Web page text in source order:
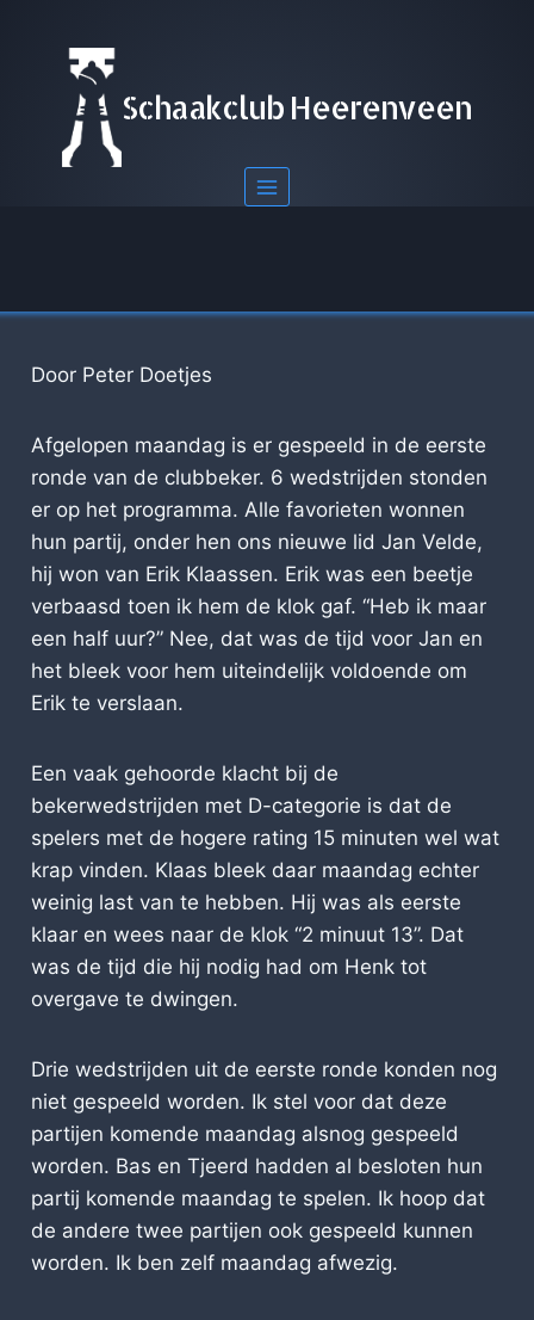
Schaakclub Heerenveen
Door Peter Doetjes
Afgelopen maandag is er gespeeld in de eerste
ronde van de clubbeker. 6 wedstrijden stonden
er op het programma. Alle favorieten wonnen
hun partij, onder hen ons nieuwe lid Jan Velde,
hij won van Erik Klaassen. Erik was een beetje
verbaasd toen ik hem de klok gaf. “Heb ik maar
een half uur?” Nee, dat was de tijd voor Jan en
het bleek voor hem uiteindelijk voldoende om
Erik te verslaan.
Een vaak gehoorde klacht bij de
bekerwedstrijden met D-categorie is dat de
spelers met de hogere rating 15 minuten wel wat
krap vinden. Klaas bleek daar maandag echter
weinig last van te hebben. Hij was als eerste
klaar en wees naar de klok “2 minuut 13”. Dat
was de tijd die hij nodig had om Henk tot
overgave te dwingen.
Drie wedstrijden uit de eerste ronde konden nog
niet gespeeld worden. Ik stel voor dat deze
partijen komende maandag alsnog gespeeld
worden. Bas en Tjeerd hadden al besloten hun
partij komende maandag te spelen. Ik hoop dat
de andere twee partijen ook gespeeld kunnen
worden. Ik ben zelf maandag afwezig.